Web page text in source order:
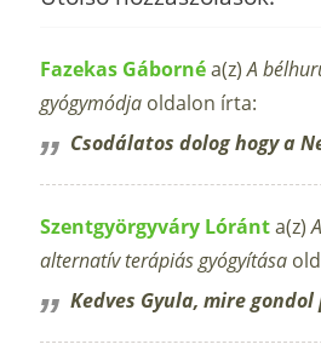
Fazekas Gábornéa(z)A
gyógymódja oldalon írta:
Csodálatos dolog hogy a
Szentgyörgyváry Lóránta(z)
alternatív terápiás gyógyítása
Kedves Gyula, mire